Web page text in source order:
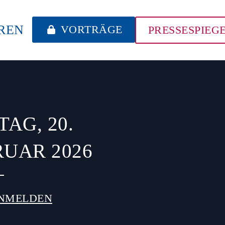
VORTRÄGE
20.
2026